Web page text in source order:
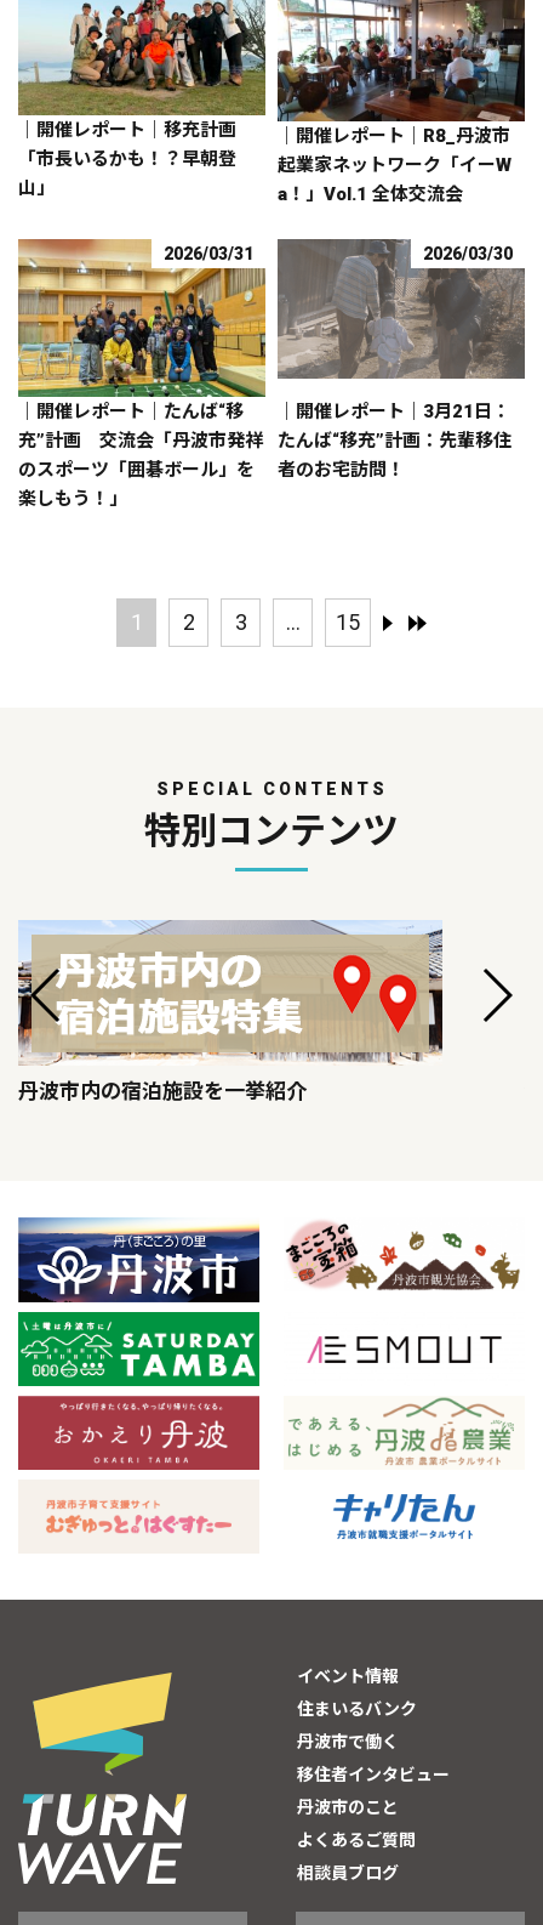
｜開催レポート｜移充計画
「市長いるかも！？早朝登
山」
｜開催レポート｜R8_丹波市
起業家ネットワーク「イーW
a！」Vol.1 全体交流会
2026/03/31
｜開催レポート｜たんば“移
充”計画 交流会「丹波市発祥
のスポーツ「囲碁ボール」を
楽しもう！」
2026/03/30
｜開催レポート｜3月21日：
たんば“移充”計画：先輩移住
者のお宅訪問！
1 2 3 ... 15
SPECIAL CONTENTS
特別コンテンツ
丹波市内の宿泊施設を一挙紹介
イベント情報
住まいるバンク
丹波市で働く
移住者インタビュー
丹波市のこと
よくあるご質問
相談員ブログ